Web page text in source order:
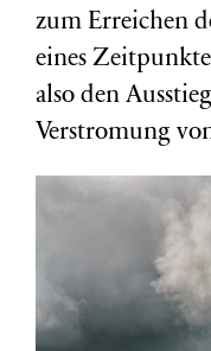
zum Erreichen
eines
also den
Verstromung